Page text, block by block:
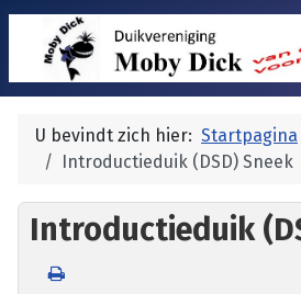
U bevindt zich hier: Startpagina
Introductieduik (DSD) Sneek
Introductieduik